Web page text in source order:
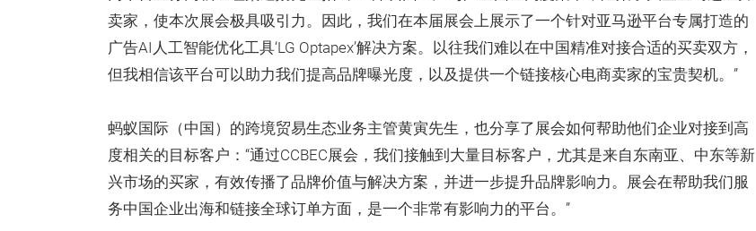
卖家，使本次展会极具吸引力。因此，我们在本届展会上展示了一个针对亚马逊平台专属打造的
广告AI人工智能优化工具‘LG Optapex’解决方案。以往我们难以在中国精准对接合适的买卖双方，
但我相信该平台可以助力我们提高品牌曝光度，以及提供一个链接核心电商卖家的宝贵契机。”
蚂蚁国际（中国）的跨境贸易生态业务主管黄寅先生，也分享了展会如何帮助他们企业对接到高
度相关的目标客户：“通过CCBEC展会，我们接触到大量目标客户，尤其是来自东南亚、中东等新
兴市场的买家，有效传播了品牌价值与解决方案，并进一步提升品牌影响力。展会在帮助我们服
务中国企业出海和链接全球订单方面，是一个非常有影响力的平台。”